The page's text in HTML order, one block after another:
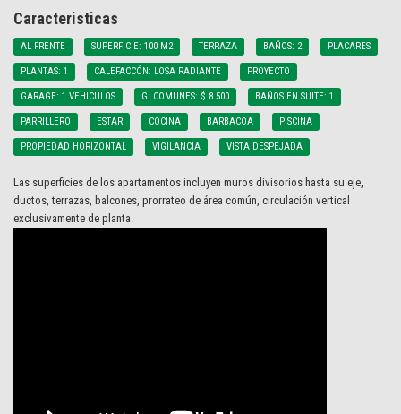
Caracteristicas
AL FRENTE SUPERFICIE: 100 M2 TERRAZA BAÑOS: 2 PLACARES
PLANTAS: 1 CALEFACCÓN: LOSA RADIANTE PROYECTO
GARAGE: 1 VEHICULOS G. COMUNES: $ 8.500 BAÑOS EN SUITE: 1
PARRILLERO ESTAR COCINA BARBACOA PISCINA
PROPIEDAD HORIZONTAL VIGILANCIA VISTA DESPEJADA
Las superficies de los apartamentos incluyen muros divisorios hasta su eje,
ductos, terrazas, balcones, prorrateo de área común, circulación vertical
exclusivamente de planta.